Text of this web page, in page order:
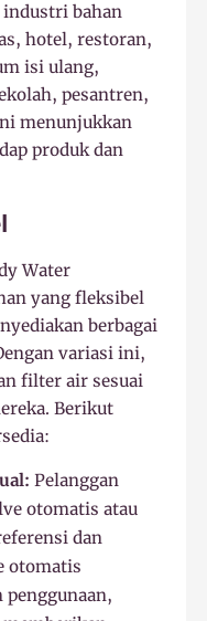
bahan
hotel, restoran,
isi ulang,
pesantren,
menunjukkan
produk dan
Water
yang fleksibel
berbagai
variasi ini,
filter air sesuai
Berikut
Pelanggan
otomatis atau
dan
otomatis